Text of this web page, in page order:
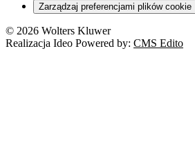
Zarządzaj preferencjami plików cookie
© 2026 Wolters Kluwer
Realizacja Ideo Powered by: CMS Edito